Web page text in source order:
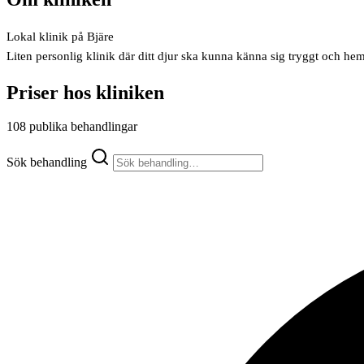
Lokal klinik på Bjäre
Liten personlig klinik där ditt djur ska kunna känna sig tryggt och
Priser hos kliniken
108 publika behandlingar
Sök behandling